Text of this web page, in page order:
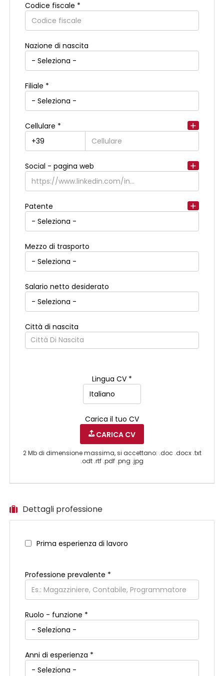
Indirizzo di residenza
Codice fiscale *
Nazione di nascita
Filiale *
Cellulare *
Social - pagina web
Patente
Mezzo di trasporto
Salario netto desiderato
Città di nascita
Città Di Nascita
Lingua CV *
Carica il tuo CV
CARICA CV
2 Mb di dimensione massima, si accettano: .doc .docx .txt
.odt .rtf .pdf .png .jpg
Dettagli professione
Prima esperienza di lavoro
Professione prevalente *
Ruolo - funzione *
Anni di esperienza *